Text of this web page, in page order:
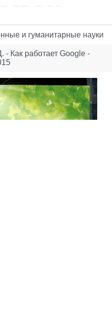
и гуманитарные науки
Как работает Google -